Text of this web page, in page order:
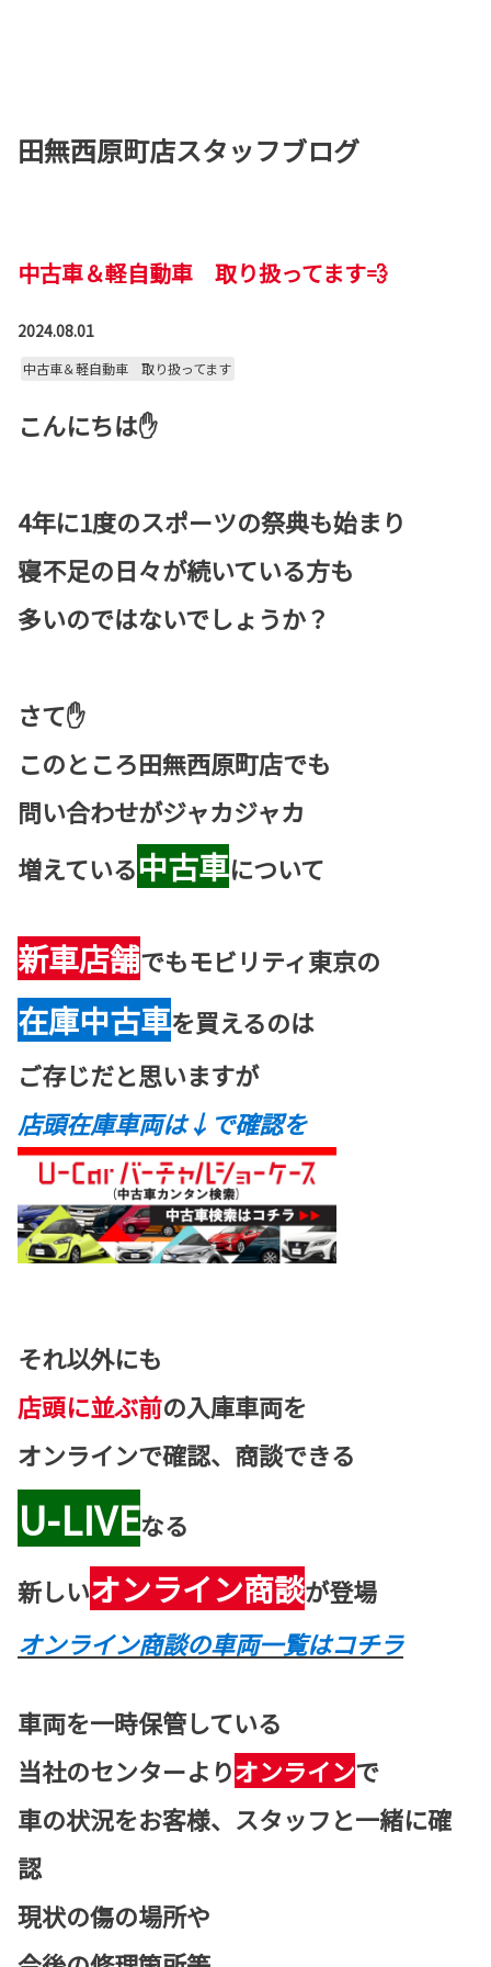
田無西原町店スタッフブログ
中古車＆軽自動車 取り扱ってます💨
2024.08.01
中古車＆軽自動車 取り扱ってます
こんにちは✋
4年に1度のスポーツの祭典も始まり
寝不足の日々が続いている方も
多いのではないでしょうか？
さて✋
このところ田無西原町店でも
問い合わせがジャカジャカ
増えている中古車について
新車店舗でもモビリティ東京の
在庫中古車を買えるのは
ご存じだと思いますが
店頭在庫車両は↓で確認を
それ以外にも
店頭に並ぶ前の入庫車両を
オンラインで確認、商談できる
U-LIVEなる
新しいオンライン商談が登場
オンライン商談の車両一覧はコチラ
車両を一時保管している
当社のセンターよりオンラインで
車の状況をお客様、スタッフと一緒に確
認
現状の傷の場所や